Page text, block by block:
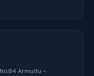
Armutlu -